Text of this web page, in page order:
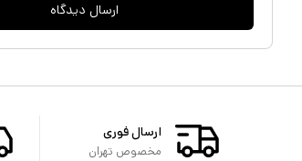
ارسال دیدگاه
ارسال فوری
مخصوص تهران